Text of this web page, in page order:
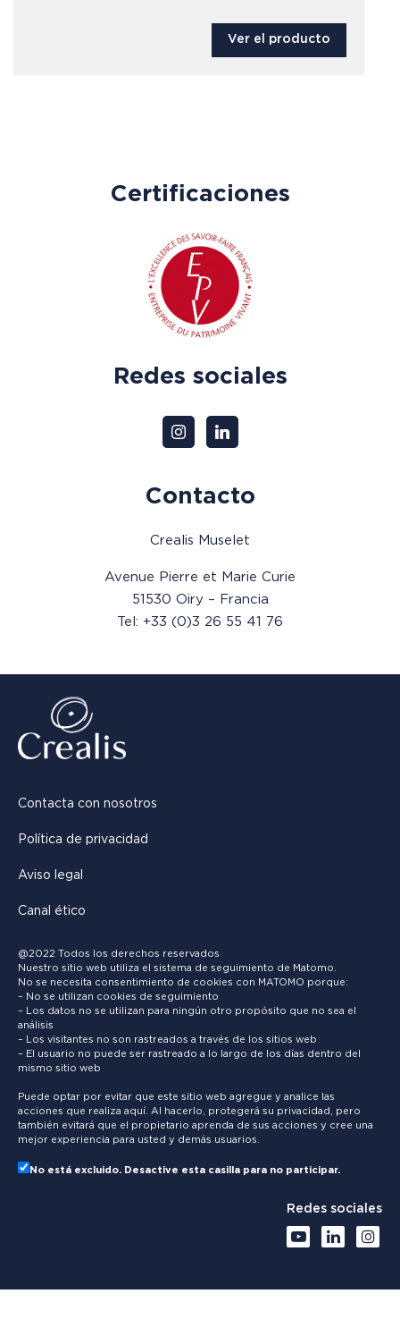
Ver el producto
Certificaciones
Redes sociales
Contacto
Crealis Muselet
Avenue Pierre et Marie Curie
51530 Oiry – Francia
Tel: +33 (0)3 26 55 41 76
Contacta con nosotros
Política de privacidad
Aviso legal
Canal ético
@2022 Todos los derechos reservados
Nuestro sitio web utiliza el sistema de seguimiento de Matomo.
No se necesita consentimiento de cookies con MATOMO porque:
– No se utilizan cookies de seguimiento
– Los datos no se utilizan para ningún otro propósito que no sea el
análisis
– Los visitantes no son rastreados a través de los sitios web
– El usuario no puede ser rastreado a lo largo de los días dentro del
mismo sitio web
Puede optar por evitar que este sitio web agregue y analice las
acciones que realiza aquí. Al hacerlo, protegerá su privacidad, pero
también evitará que el propietario aprenda de sus acciones y cree una
mejor experiencia para usted y demás usuarios.
No está excluido. Desactive esta casilla para no participar.
Redes sociales